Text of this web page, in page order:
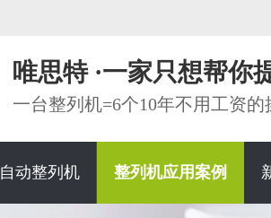
唯思特 ·一家只想帮你
一台整列机=6个10年不用工资的
自动整列机 整列机应用案例